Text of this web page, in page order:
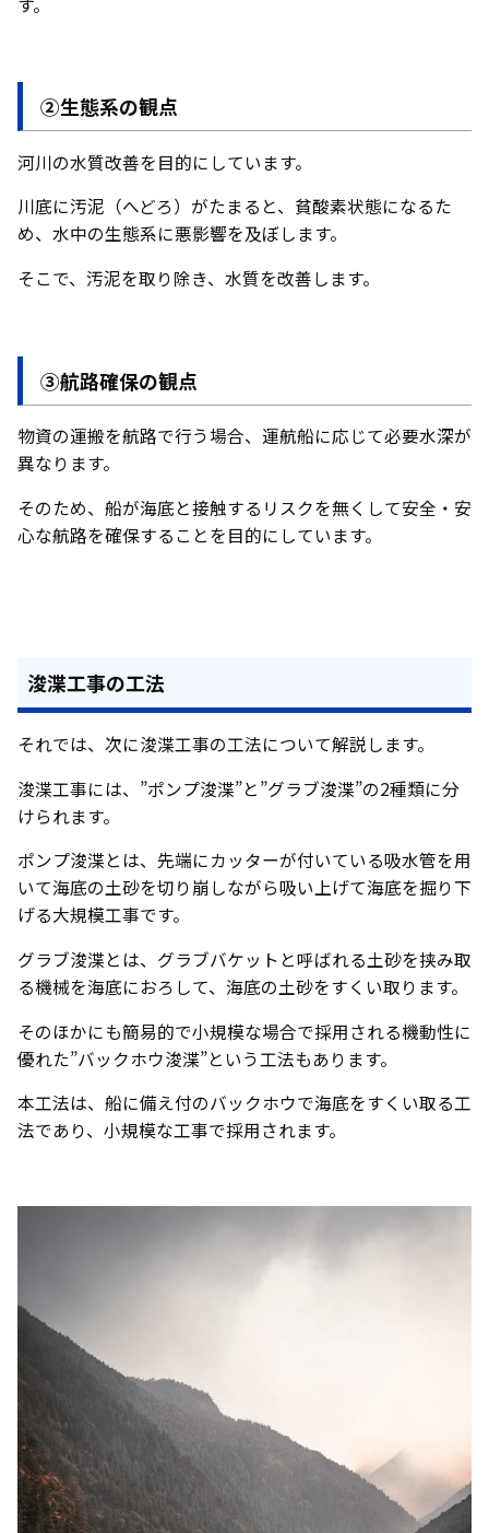
②生態系の観点
河川の水質改善を目的にしています。
川底に汚泥（へどろ）がたまると、貧酸素状態になるた
め、水中の生態系に悪影響を及ぼします。
そこで、汚泥を取り除き、水質を改善します。
③航路確保の観点
物資の運搬を航路で行う場合、運航船に応じて必要水深が
異なります。
そのため、船が海底と接触するリスクを無くして安全・安
心な航路を確保することを目的にしています。
浚渫工事の工法
それでは、次に浚渫工事の工法について解説します。
浚渫工事には、”ポンプ浚渫”と”グラブ浚渫”の2種類に分
けられます。
ポンプ浚渫とは、先端にカッターが付いている吸水管を用
いて海底の土砂を切り崩しながら吸い上げて海底を掘り下
げる大規模工事です。
グラブ浚渫とは、グラブバケットと呼ばれる土砂を挟み取
る機械を海底におろして、海底の土砂をすくい取ります。
そのほかにも簡易的で小規模な場合で採用される機動性に
優れた”バックホウ浚渫”という工法もあります。
本工法は、船に備え付のバックホウで海底をすくい取る工
法であり、小規模な工事で採用されます。